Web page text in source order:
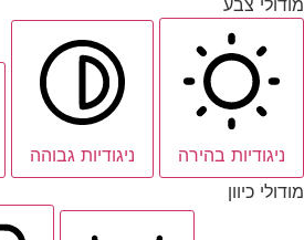
מודולי צבע
ניגודיות בהירה ניגודיות גבוהה
מודולי כיוון